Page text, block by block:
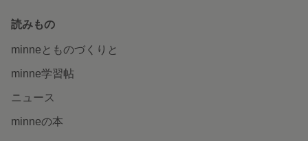
読みもの
minneとものづくりと
minne学習帖
ニュース
minneの本